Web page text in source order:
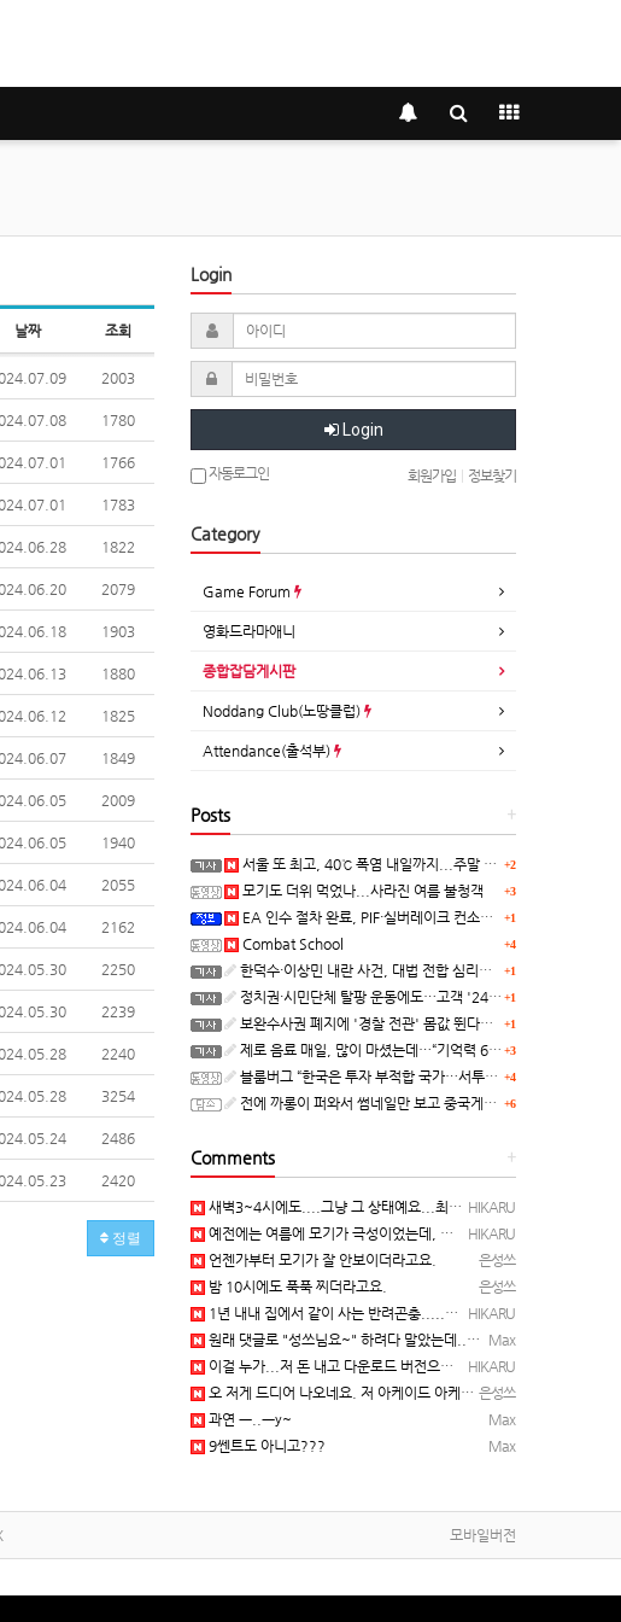
날짜 조회
2003
1780
1766
1783
1822
2079
1903
1880
1825
1849
2009
1940
2055
2162
2250
2239
2240
3254
2486
2420
정렬
Login
Login
자동로그인 회원가입 정보찾기
Category
Game Forum
영화드라마애니
종합잡담게시판
Noddang Club(노땅클럽)
Attendance(출석부)
+
Posts
+2
서울 또 최고, 40℃ 폭염 내일까지...주말 동쪽 비바람
+3
모기도 더위 먹었나...사라진 여름 불청객
+1
EA 인수 절차 완료, PIF·실버레이크 컨소시엄 산하 편입
+4
Combat School
+1
한덕수·이상민 내란 사건, 대법 전합 심리…"역사적 사법평가"(종합)
+1
정치권·시민단체 탈팡 운동에도…고객 '2470만명' 원상 회복, "고물가에 돌팡"
+1
보완수사권 폐지에 '경찰 전관' 몸값 뛴다…대형 로펌 영입전쟁
+3
제로 음료 매일, 많이 마셨는데…“기억력 62% 더 빨리 떨어진다
+4
블룸버그 “한국은 투자 부적합 국가…서투른 정책이 투자자에게 트라우마”
+6
전에 까롱이 퍼와서 썸네일만 보고 중국게임?으로 오해했던
+
Comments
HIKARU
새벽3~4시에도....그냥 그 상태예요...최근 1주일은....
HIKARU
예전에는 여름에 모기가 극성이었는데, 여름에는 안나오는 것 같은.....ㅎ ㅎ)
은성쓰
언젠가부터 모기가 잘 안보이더라고요.
은성쓰
밤 10시에도 푹푹 찌더라고요.
HIKARU
1년 내내 집에서 같이 사는 반려곤충.....이죠...
Max
원래 댓글로 "성쓰님요~" 하려다 말았는데... 본인 등판 ㅡ..ㅡy~
HIKARU
이걸 누가...저 돈 내고 다운로드 버전으로 하냐... 성쓰님이 계셨다!!!...
은성쓰
오 저게 드디어 나오네요. 저 아케이드 아케이브즈 게임 많이 샀는데요 ㅎㅎㅎ
Max
과연 ㅡ..ㅡy~
Max
9쎈트도 아니고???
모바일버전